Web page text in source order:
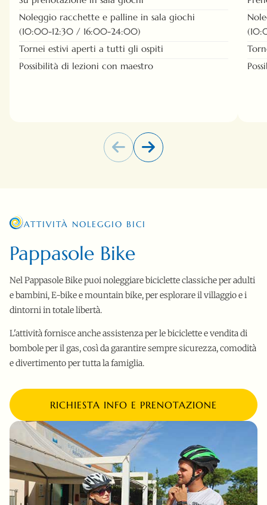
Noleggio racchette e palline in sala giochi
(10:00-12:30 / 16:00-24:00)
Tornei estivi aperti a tutti gli ospiti
Possibilità di lezioni con maestro
Pappasole Bike
ATTIVITÀ NOLEGGIO BICI
Nel Pappasole Bike puoi noleggiare biciclette classiche per adulti
e bambini, E-bike e mountain bike, per esplorare il villaggio e i
dintorni in totale libertà.
L'attività fornisce anche assistenza per le biciclette e vendita di
bombole per il gas, così da garantire sempre sicurezza, comodità
e divertimento per tutta la famiglia.
RICHIESTA INFO E PRENOTAZIONE